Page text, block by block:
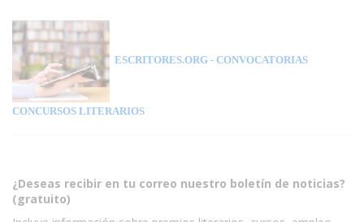
ESCRITORES.ORG - CONVOCATORIAS
CONCURSOS LITERARIOS
¿Deseas recibir en tu correo nuestro boletín de noticias?
(gratuito)